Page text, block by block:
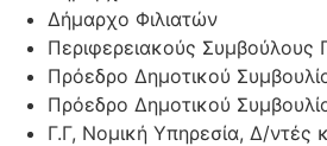
Δήμαρχο Φιλιατών
Περιφερειακούς Συμβούλους
Πρόεδρο Δημοτικού
Πρόεδρο Δημοτικού
Γ.Γ, Νομική Υπηρεσία, Δ/ντές